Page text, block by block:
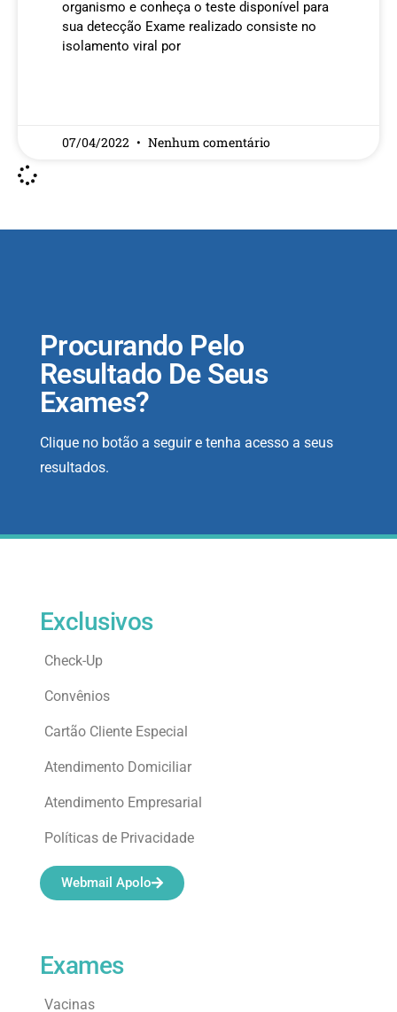
organismo e conheça o teste disponível para
sua detecção Exame realizado consiste no
isolamento viral por
07/04/2022 Nenhum comentário
Procurando Pelo
Resultado De Seus
Exames?
Clique no botão a seguir e tenha acesso a seus
resultados.
Exames
Vacinas
Exclusivos
Check-Up
Convênios
Cartão Cliente Especial
Atendimento Domiciliar
Atendimento Empresarial
Políticas de Privacidade
Webmail Apolo